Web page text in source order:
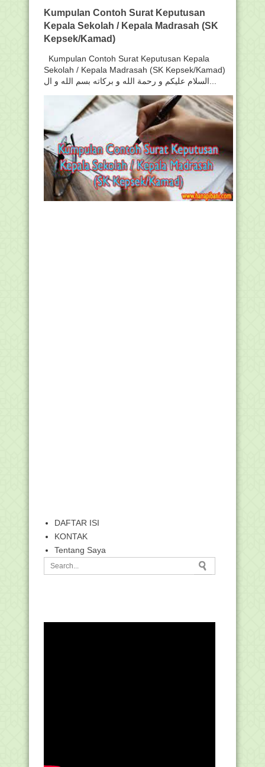
Kumpulan Contoh Surat Keputusan
Kepala Sekolah / Kepala Madrasah (SK
Kepsek/Kamad)
Kumpulan Contoh Surat Keputusan Kepala
Sekolah / Kepala Madrasah (SK Kepsek/Kamad)
DAFTAR ISI
KONTAK
Tentang Saya